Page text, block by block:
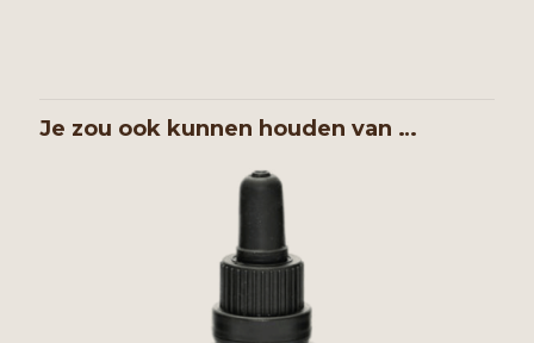
Je zou ook kunnen houden van …